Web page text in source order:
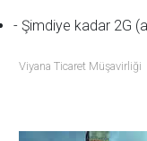
- Şimdiye kadar 2G
Viyana Ticaret Müşavirliği